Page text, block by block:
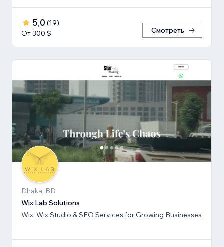
5,0 (19)
От 300 $
Смотреть
Dhaka, BD
Wix Lab Solutions
Wix, Wix Studio & SEO Services for Growing Businesses